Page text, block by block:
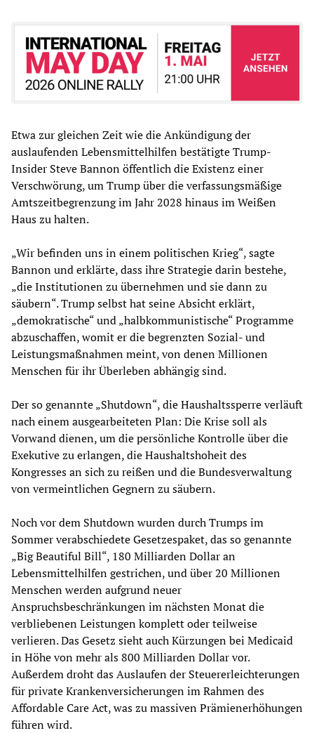
Etwa zur gleichen Zeit wie die Ankündigung der
auslaufenden Lebensmittelhilfen bestätigte Trump-
Insider Steve Bannon öffentlich die Existenz einer
Verschwörung, um Trump über die verfassungsmäßige
Amtszeitbegrenzung im Jahr 2028 hinaus im Weißen
Haus zu halten.
„Wir befinden uns in einem politischen Krieg“, sagte
Bannon und erklärte, dass ihre Strategie darin bestehe,
„die Institutionen zu übernehmen und sie dann zu
säubern“. Trump selbst hat seine Absicht erklärt,
„demokratische“ und „halbkommunistische“ Programme
abzuschaffen, womit er die begrenzten Sozial- und
Leistungsmaßnahmen meint, von denen Millionen
Menschen für ihr Überleben abhängig sind.
Der so genannte „Shutdown“, die Haushaltssperre verläuft
nach einem ausgearbeiteten Plan: Die Krise soll als
Vorwand dienen, um die persönliche Kontrolle über die
Exekutive zu erlangen, die Haushaltshoheit des
Kongresses an sich zu reißen und die Bundesverwaltung
von vermeintlichen Gegnern zu säubern.
Noch vor dem Shutdown wurden durch Trumps im
Sommer verabschiedete Gesetzespaket, das so genannte
„Big Beautiful Bill“, 180 Milliarden Dollar an
Lebensmittelhilfen gestrichen, und über 20 Millionen
Menschen werden aufgrund neuer
Anspruchsbeschränkungen im nächsten Monat die
verbliebenen Leistungen komplett oder teilweise
verlieren. Das Gesetz sieht auch Kürzungen bei Medicaid
in Höhe von mehr als 800 Milliarden Dollar vor.
Außerdem droht das Auslaufen der Steuererleichterungen
für private Krankenversicherungen im Rahmen des
Affordable Care Act, was zu massiven Prämienerhöhungen
führen wird.